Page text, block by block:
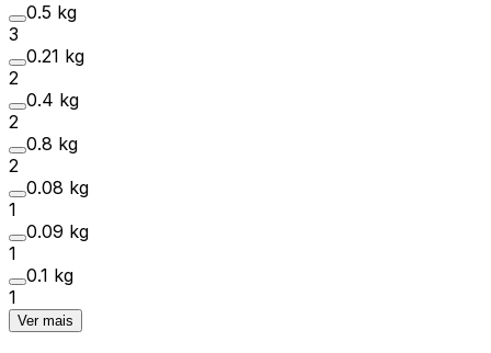
0.5 kg
3
0.21 kg
2
0.4 kg
2
0.8 kg
2
0.08 kg
1
0.09 kg
1
0.1 kg
1
Ver mais